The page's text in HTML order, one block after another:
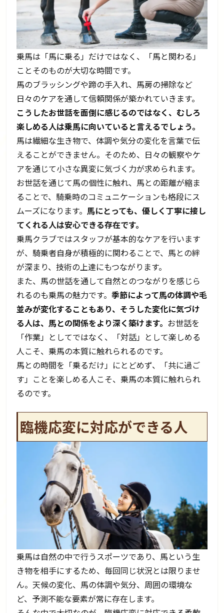
乗馬は「馬に乗る」だけではなく、「馬と関わる」
ことそのものが大切な時間です。
馬のブラッシングや蹄の手入れ、馬房の掃除など
日々のケアを通して信頼関係が築かれていきます。
こうしたお世話を面倒に感じるのではなく、むしろ
楽しめる人は乗馬に向いていると言えるでしょう。
馬は繊細な生き物で、体調や気分の変化を言葉で伝
えることができません。そのため、日々の観察やケ
アを通じて小さな異変に気づく力が求められます。
お世話を通じて馬の個性に触れ、馬との距離が縮ま
ることで、騎乗時のコミュニケーションも格段にス
ムーズになります。馬にとっても、優しく丁寧に接し
てくれる人は安心できる存在です。
乗馬クラブではスタッフが基本的なケアを行います
が、騎乗者自身が積極的に関わることで、馬との絆
が深まり、技術の上達にもつながります。
また、馬の世話を通して自然とのつながりを感じら
れるのも乗馬の魅力です。季節によって馬の体調や毛
並みが変化することもあり、そうした変化に気づけ
る人は、馬との関係をより深く築けます。 お世話を
「作業」としてではなく、「対話」として楽しめる
人こそ、乗馬の本質に触れられるのです。
馬との時間を「乗るだけ」にとどめず、「共に過ご
す」ことを楽しめる人こそ、乗馬の本質に触れられ
るのです。
臨機応変に対応ができる人
乗馬は自然の中で行うスポーツであり、馬という生
き物を相手にするため、毎回同じ状況とは限りませ
ん。天候の変化、馬の体調や気分、周囲の環境な
ど、予測不能な要素が常に存在します。